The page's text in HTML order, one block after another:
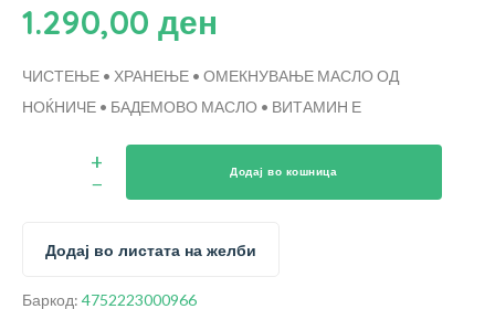
1.290,00 ден
ЧИСТЕЊЕ • ХРАНЕЊЕ • ОМЕКНУВАЊЕ МАСЛО ОД
НОЌНИЧЕ • БАДЕМОВО МАСЛО • ВИТАМИН Е
Додај во кошница
Додај во листата на желби
Баркод: 4752223000966